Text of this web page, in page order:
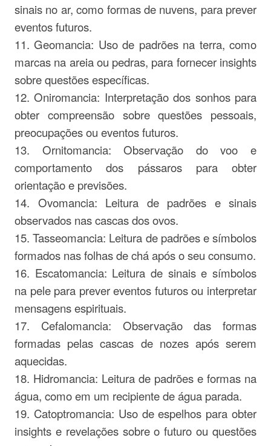
sinais no ar, como formas de nuvens, para prever
eventos futuros.
11. Geomancia: Uso de padrões na terra, como
marcas na areia ou pedras, para fornecer insights
sobre questões específicas.
12. Oniromancia: Interpretação dos sonhos para
obter compreensão sobre questões pessoais,
preocupações ou eventos futuros.
13. Ornitomancia: Observação do voo e
comportamento dos pássaros para obter
orientação e previsões.
14. Ovomancia: Leitura de padrões e sinais
observados nas cascas dos ovos.
15. Tasseomancia: Leitura de padrões e símbolos
formados nas folhas de chá após o seu consumo.
16. Escatomancia: Leitura de sinais e símbolos
na pele para prever eventos futuros ou interpretar
mensagens espirituais.
17. Cefalomancia: Observação das formas
formadas pelas cascas de nozes após serem
aquecidas.
18. Hidromancia: Leitura de padrões e formas na
água, como em um recipiente de água parada.
19. Catoptromancia: Uso de espelhos para obter
insights e revelações sobre o futuro ou questões